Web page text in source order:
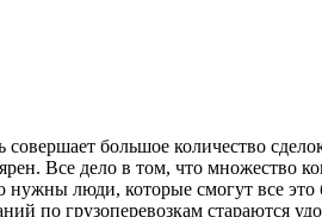
большое количество
Все дело в том, что множество
нужны люди, которые смогут все это
по грузоперевозкам стараются